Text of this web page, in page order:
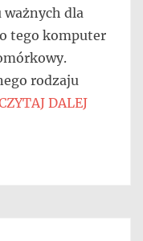
ważnych dla
tego komputer
rodzaju
DALEJ